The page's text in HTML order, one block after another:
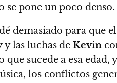
se pone un poco denso.
demasiado para que
y las luchas de Kevin
que sucede a esa
los conflictos